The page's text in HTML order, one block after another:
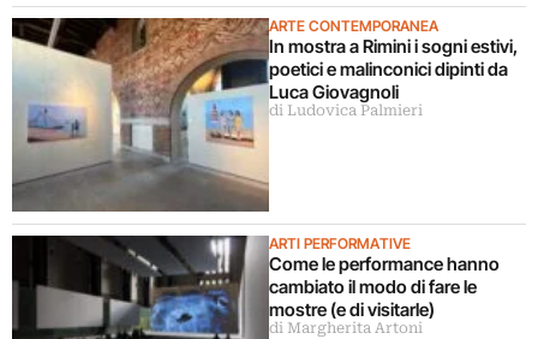
ARTE CONTEMPORANEA
In mostra a Rimini i sogni estivi,
poetici e malinconici dipinti da
Luca Giovagnoli
di Ludovica Palmieri
ARTI PERFORMATIVE
Come le performance hanno
cambiato il modo di fare le
mostre (e di visitarle)
di Margherita Artoni